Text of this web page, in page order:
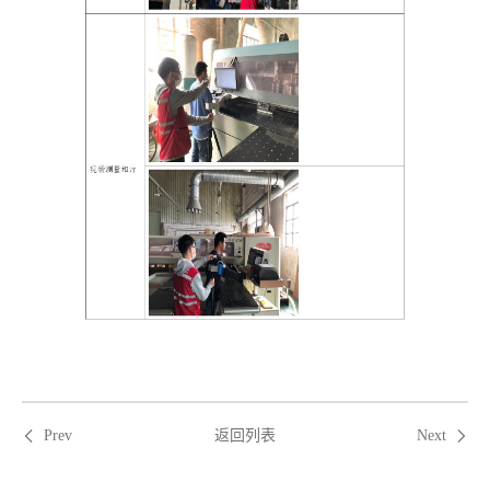
Prev 返回列表 Next